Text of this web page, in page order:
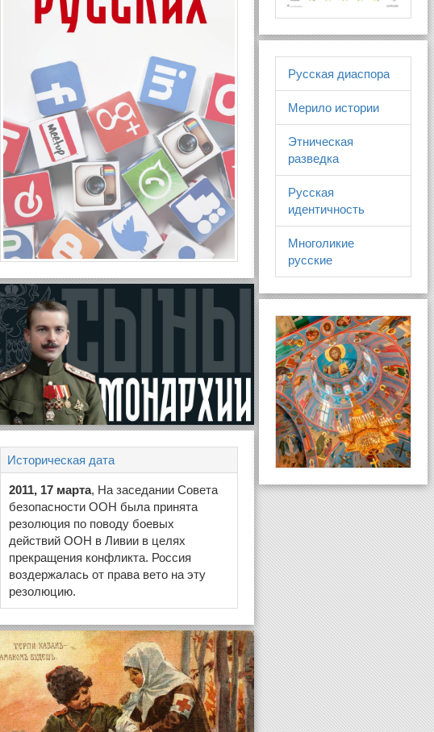
Историческая дата
2011, 17 марта, На заседании Совета
безопасности ООН была принята
резолюция по поводу боевых
действий ООН в Ливии в целях
прекращения конфликта. Россия
воздержалась от права вето на эту
резолюцию.
Русская диаспора
Мерило истории
Этническая
разведка
Русская
идентичность
Многоликие
русские